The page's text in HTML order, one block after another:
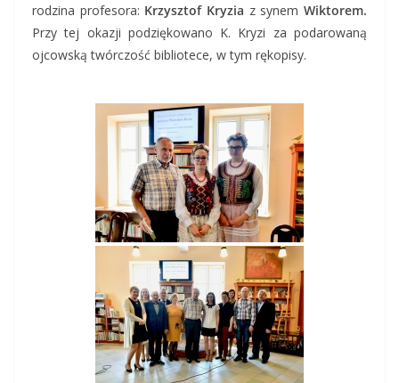
rodzina profesora: Krzysztof Kryzia z synemWiktorem.
Przy tej okazji podziękowano K. Kryzi za podarowaną
ojcowską twórczość bibliotece, w tym rękopisy.